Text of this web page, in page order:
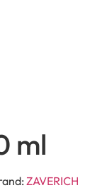
ml
ZAVERICH